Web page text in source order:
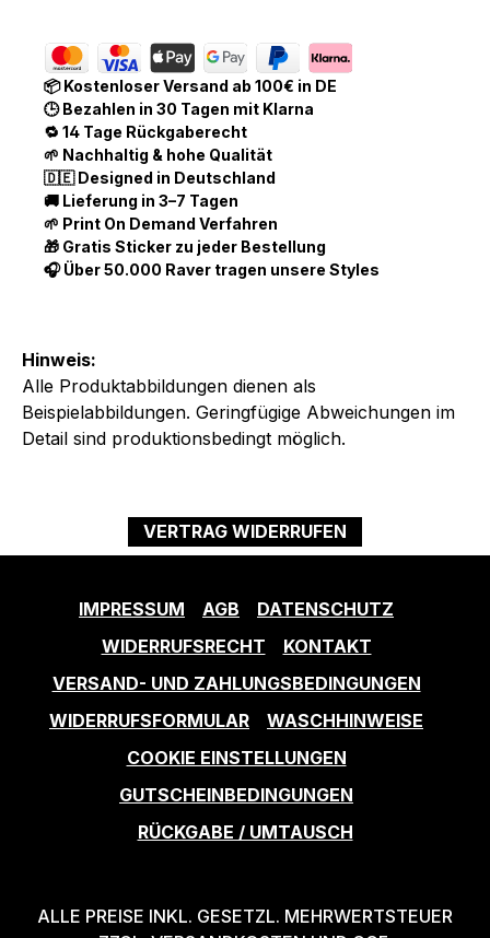
Hinweis:
Alle Produktabbildungen dienen als
Beispielabbildungen. Geringfügige Abweichungen im
Detail sind produktionsbedingt möglich.
📦 Kostenloser Versand ab 100€ in DE
🕒 Bezahlen in 30 Tagen mit Klarna
🔁 14 Tage Rückgaberecht
🌱 Nachhaltig & hohe Qualität
🇩🇪 Designed in Deutschland
🚚 Lieferung in 3–7 Tagen
🌱 Print On Demand Verfahren
🎁 Gratis Sticker zu jeder Bestellung
🎧 Über 50.000 Raver tragen unsere Styles
VERTRAG WIDERRUFEN
IMPRESSUM AGB
DATENSCHUTZ
WIDERRUFSRECHT
KONTAKT
VERSAND- UND ZAHLUNGSBEDINGUNGEN
WIDERRUFSFORMULAR
WASCHHINWEISE
COOKIE EINSTELLUNGEN
GUTSCHEINBEDINGUNGEN
RÜCKGABE / UMTAUSCH
ALLE PREISE INKL. GESETZL. MEHRWERTSTEUER